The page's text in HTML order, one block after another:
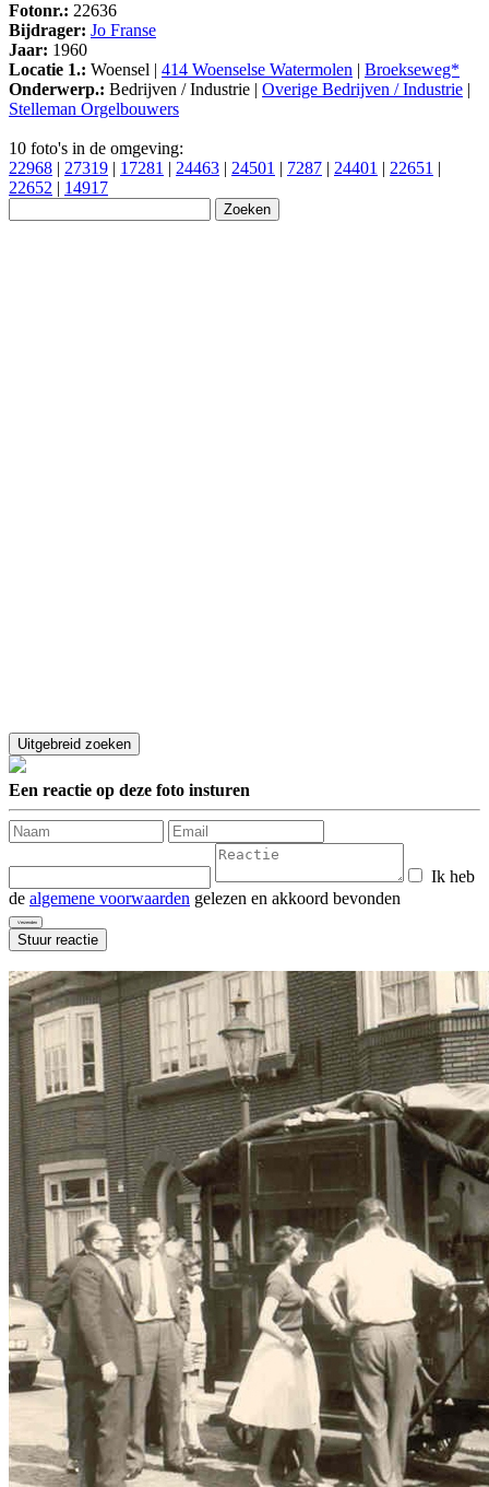
Fotonr.: 22636
Bijdrager: Jo Franse
Jaar: 1960
Locatie 1.: Woensel | 414 Woenselse Watermolen | Broekseweg*
Onderwerp.: Bedrijven / Industrie | Overige Bedrijven / Industrie |
Stelleman Orgelbouwers
10 foto's in de omgeving:
22968 | 27319 | 17281 | 24463 | 24501 | 7287 | 24401 | 22651 |
22652 | 14917
Een reactie op deze foto insturen
Ik heb
de algemene voorwaarden gelezen en akkoord bevonden